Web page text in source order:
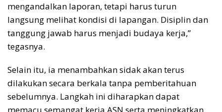
mengandalkan laporan, tetapi harus turun
langsung melihat kondisi di lapangan. Disiplin dan
tanggung jawab harus menjadi budaya kerja,”
tegasnya.
Selain itu, ia menambahkan sidak akan terus
dilakukan secara berkala tanpa pemberitahuan
sebelumnya. Langkah ini diharapkan dapat